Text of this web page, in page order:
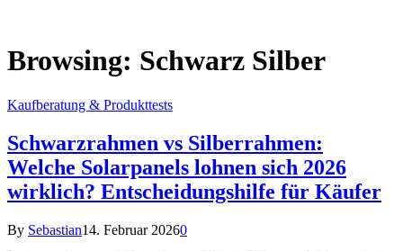
Browsing: Schwarz Silber
Kaufberatung & Produkttests
Schwarzrahmen vs Silberrahmen:
Welche Solarpanels lohnen sich 2026
wirklich? Entscheidungshilfe für Käufer
By Sebastian14. Februar 20260